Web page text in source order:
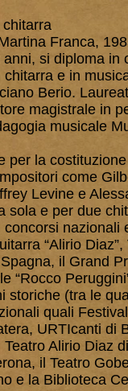
chitarra
Franca,
si diploma
chitarra e in
Berio.
magistrale in
musicale
per la
come
Levine e
sola e per due
“Alirio
Spagna, il Grand
“Rocco
storiche (tra le
quali
URTIcanti di
Alirio Diaz
il Teatro
e la Biblioteca